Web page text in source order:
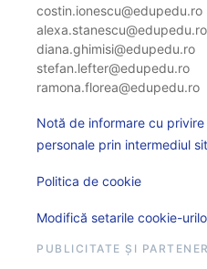
costin.ionescu@edupedu.ro
alexa.stanescu@edupedu.ro
diana.ghimisi@edupedu.ro
stefan.lefter@edupedu.ro
ramona.florea@edupedu.ro
Notă de informare cu
personale prin intermediul
Politica de cookie
Modifică setarile cookie-
PUBLICITATE ȘI